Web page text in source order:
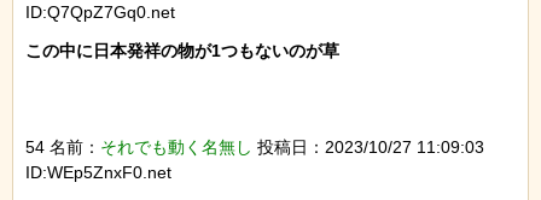
ID:Q7QpZ7Gq0.net
この中に日本発祥の物が1つもないのが草
54 名前： それでも動く名無し 投稿日：2023/10/27 11:09:03
ID:WEp5ZnxF0.net